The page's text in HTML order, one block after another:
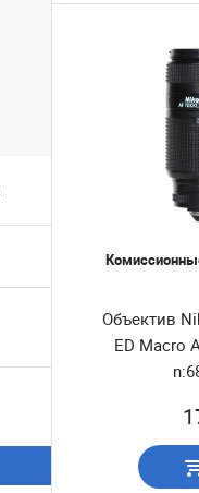
Объектив
ED Macro